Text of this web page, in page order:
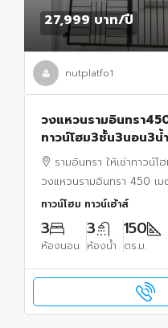
27,999 บาท/ปี
nutplatfo1
วงแหวนรามอินทรา
ทาวน์โฮม3ชั้น3นอน3น้
ครบ โซฟา เตียงนอน แ
รามอินทรา ให้เช่าทาวน์
วงแหวนรามอินทรา 450 เม
ทาวน์โฮม ทาวน์เฮ้าส์
3
ห้องนอน
3
ห้องน้ำ
150
ตร.ม.